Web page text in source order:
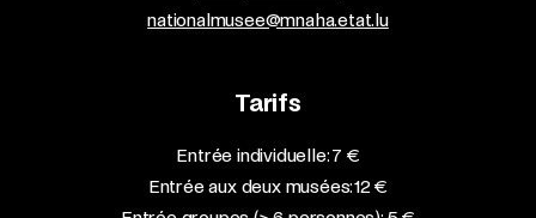
nationalmusee@mnaha.etat.lu
Tarifs
Entrée individuelle: 7 €
Entrée aux deux musées: 12 €